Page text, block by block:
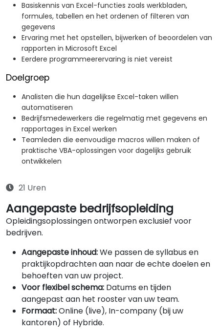
Basiskennis van Excel-functies zoals werkbladen,
formules, tabellen en het ordenen of filteren van
gegevens
Ervaring met het opstellen, bijwerken of beoordelen van
rapporten in Microsoft Excel
Eerdere programmeerervaring is niet vereist
Doelgroep
Analisten die hun dagelijkse Excel-taken willen
automatiseren
Bedrijfsmedewerkers die regelmatig met gegevens en
rapportages in Excel werken
Teamleden die eenvoudige macros willen maken of
praktische VBA-oplossingen voor dagelijks gebruik
ontwikkelen
21 Uren
Aangepaste bedrijfsopleiding
Opleidingsoplossingen ontworpen exclusief voor
bedrijven.
Aangepaste inhoud:We passen de syllabus en
praktijkopdrachten aan naar de echte doelen en
behoeften van uw project.
Voor flexibel schema: Datums en tijden
aangepast aan het rooster van uw team.
Formaat:Online (live), In-company (bij uw
kantoren) of Hybride.